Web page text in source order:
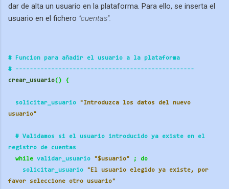
dar de alta un usuario en la plataforma. Para ello, se inserta el
usuario en el fichero "cuentas".
# Funcion para añadir el usuario a la plataforma
# --------------------------------------------------
crear_usuario() {
solicitar_usuario "Introduzca los datos del nuevo
usuario"
# Validamos si el usuario introducido ya existe en el
registro de cuentas
while validar_usuario "$usuario" ;
do
solicitar_usuario "El usuario elegido ya existe, por
favor seleccione otro usuario"